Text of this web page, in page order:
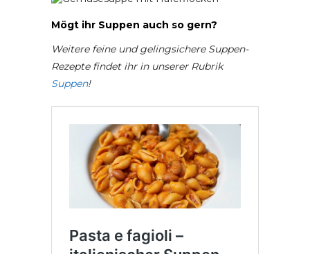
Mögt ihr Suppen auch so gern?
Weitere feine und gelingsichere Suppen-
Rezepte findet ihr in unserer Rubrik
Suppen!